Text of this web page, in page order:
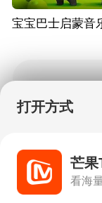
打开方式
芒果
看海